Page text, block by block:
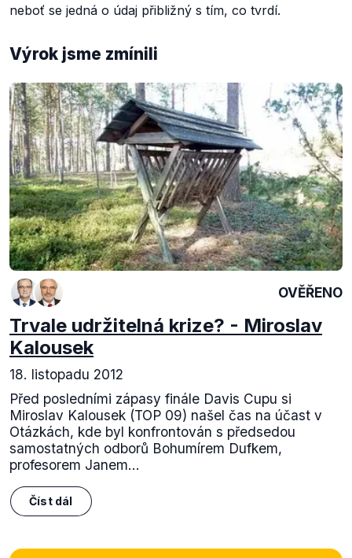
neboť se jedná o údaj přibližný s tím, co tvrdí.
Výrok jsme zmínili
OVĚŘENO
Trvale udržitelná krize? - Miroslav
Kalousek
18. listopadu 2012
Před posledními zápasy finále Davis Cupu si
Miroslav Kalousek (TOP 09) našel čas na účast v
Otázkách, kde byl konfrontován s předsedou
samostatných odborů Bohumírem Dufkem,
profesorem Janem...
Číst dál